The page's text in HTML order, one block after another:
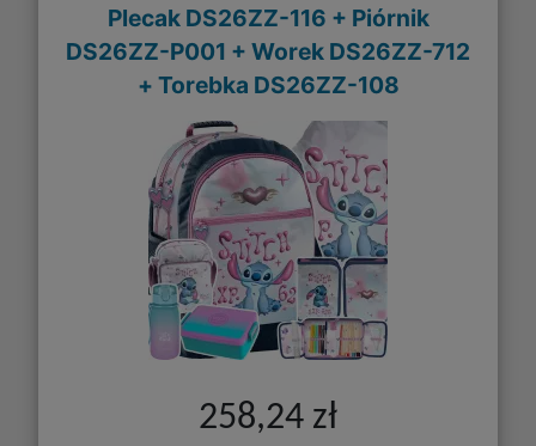
Plecak DS26ZZ-116 + Piórnik
DS26ZZ-P001 + Worek DS26ZZ-712
+ Torebka DS26ZZ-108
258,24 zł